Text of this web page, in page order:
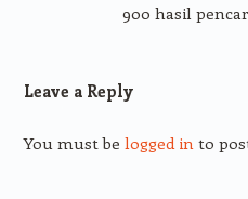
900 hasil
Leave a Reply
You must be logged into